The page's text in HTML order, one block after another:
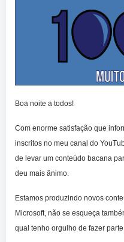
Boa noite a todos!
Com enorme satisfação que
inscritos no meu canal do
de levar um conteúdo bacana
deu mais ânimo.
Estamos produzindo novos
Microsoft, não se esqueça
qual tenho orgulho de fazer